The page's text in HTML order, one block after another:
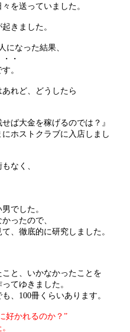
を送っていました。
きました。
になった結果、
・
。
あれど、どうしたら
ば大金を稼げるのでは？』
ホストクラブに入店しまし
なく、
でした。
ったので、
、徹底的に研究しました。
と、いかなかったことを
てゆきました。
、100冊くらいあります。
好かれるのか？”